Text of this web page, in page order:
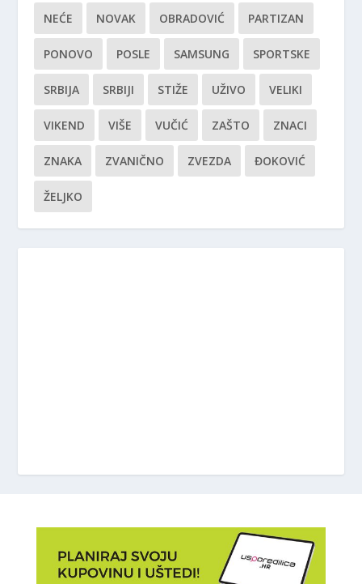
NEĆE NOVAK OBRADOVIĆ PARTIZAN
PONOVO POSLE SAMSUNG SPORTSKE
SRBIJA SRBIJI STIŽE UŽIVO VELIKI
VIKEND VIŠE VUČIĆ ZAŠTO ZNACI
ZNAKA ZVANIČNO ZVEZDA ĐOKOVIĆ
ŽELJKO